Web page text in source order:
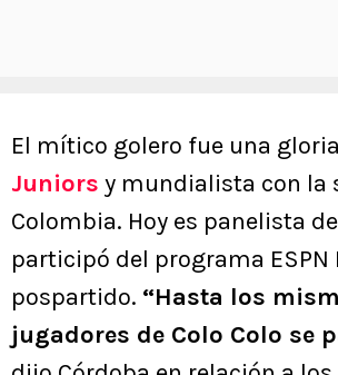
El mítico golero fue una
Juniors y mundialista con la
Colombia. Hoy es panelista de
participó del programa ESPN
pospartido. “Hasta los
jugadores de Colo Colo se